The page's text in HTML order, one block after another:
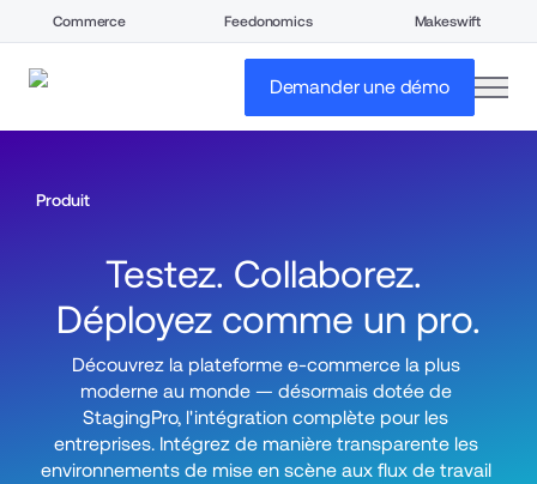
Commerce Feedonomics Makeswift
Demander une démo
Produit
Testez. Collaborez.
Déployez comme un pro.
Découvrez la plateforme e-commerce la plus
moderne au monde — désormais dotée de
StagingPro, l'intégration complète pour les
entreprises. Intégrez de manière transparente les
environnements de mise en scène aux flux de travail